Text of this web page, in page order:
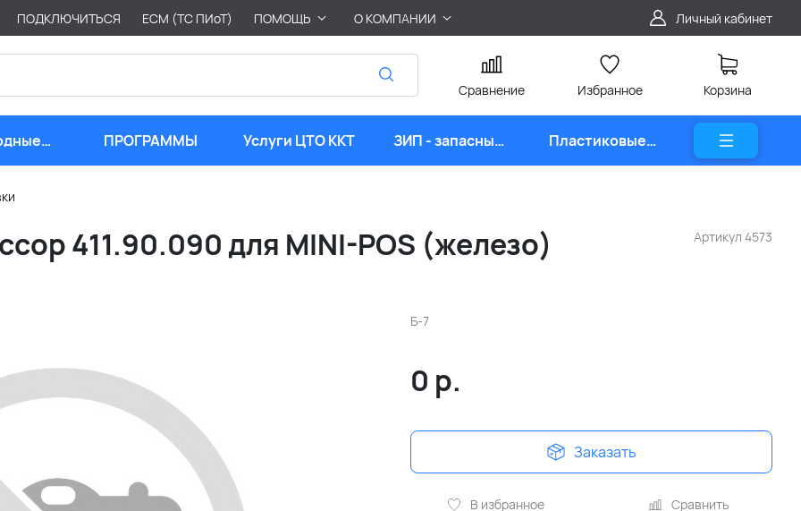
ПОДКЛЮЧИТЬСЯ ЕСМ (ТС ПИоТ) ПОМОЩЬ О КОМПАНИИ Личный кабинет
Сравнение Избранное Корзина
ПРОГРАММЫ Услуги ЦТО ККТ
ЗИП - запасные
части
Пластиковые
карты
Артикул 4573
411.90.090 для MINI-POS (железо)
Б-7
0 р.
Заказать
В избранное Сравнить